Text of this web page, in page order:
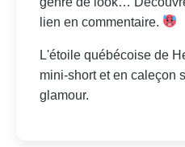
lien en commentaire.
L'étoile québécoise de
mini-short et en caleçon
glamour.